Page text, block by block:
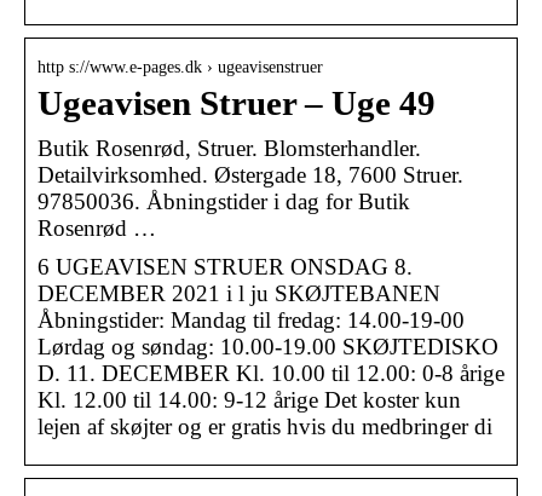
http s://www.e-pages.dk › ugeavisenstruer
Ugeavisen Struer – Uge 49
Butik Rosenrød, Struer. Blomsterhandler.
Detailvirksomhed. Østergade 18, 7600 Struer.
97850036. Åbningstider i dag for Butik
Rosenrød …
6 UGEAVISEN STRUER ONSDAG 8.
DECEMBER 2021 i l ju SKØJTEBANEN
Åbningstider: Mandag til fredag: 14.00-19-00
Lørdag og søndag: 10.00-19.00 SKØJTEDISKO
D. 11. DECEMBER Kl. 10.00 til 12.00: 0-8 årige
Kl. 12.00 til 14.00: 9-12 årige Det koster kun
lejen af skøjter og er gratis hvis du medbringer di